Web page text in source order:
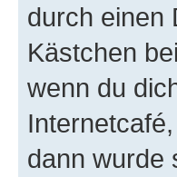
durch einen
Kästchen
wenn du
dann wurde